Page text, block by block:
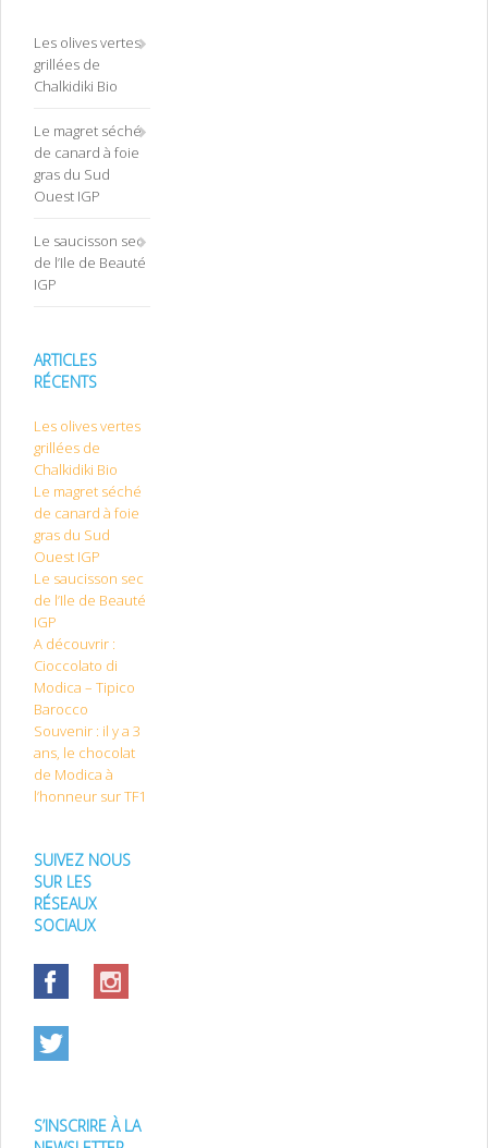
Les olives vertes
grillées de
Chalkidiki Bio
Le magret séché
de canard à foie
gras du Sud
Ouest IGP
Le saucisson sec
de l’Ile de Beauté
IGP
ARTICLES
RÉCENTS
Les olives vertes
grillées de
Chalkidiki Bio
Le magret séché
de canard à foie
gras du Sud
Ouest IGP
Le saucisson sec
de l’Ile de Beauté
IGP
A découvrir :
Cioccolato di
Modica – Tipico
Barocco
Souvenir : il y a 3
ans, le chocolat
de Modica à
l’honneur sur TF1
SUIVEZ NOUS
SUR LES
RÉSEAUX
SOCIAUX
S’INSCRIRE À LA